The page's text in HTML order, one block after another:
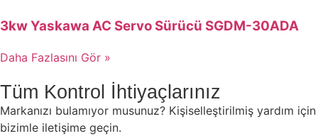
3kw Yaskawa AC Servo Sürücü SGDM-30ADA
Daha Fazlasını Gör »
Tüm Kontrol İhtiyaçlarınız
Markanızı bulamıyor musunuz? Kişiselleştirilmiş yardım için
bizimle iletişime geçin.